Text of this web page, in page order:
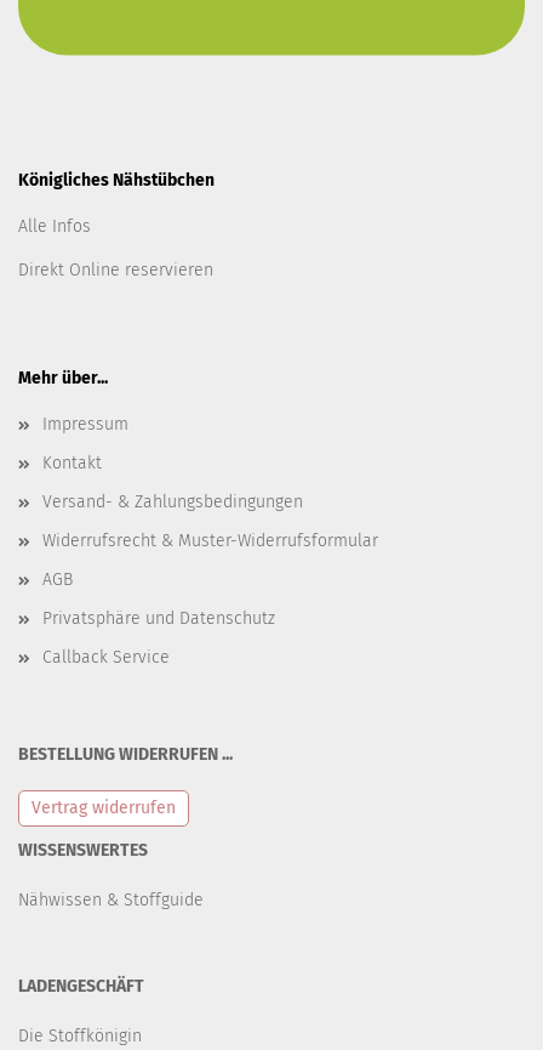
Königliches Nähstübchen
Alle Infos
Direkt Online reservieren
Mehr über...
Impressum
Kontakt
Versand- & Zahlungsbedingungen
Widerrufsrecht & Muster-Widerrufsformular
AGB
Privatsphäre und Datenschutz
Callback Service
BESTELLUNG WIDERRUFEN ...
Vertrag widerrufen
WISSENSWERTES
Nähwissen & Stoffguide
LADENGESCHÄFT
Die Stoffkönigin